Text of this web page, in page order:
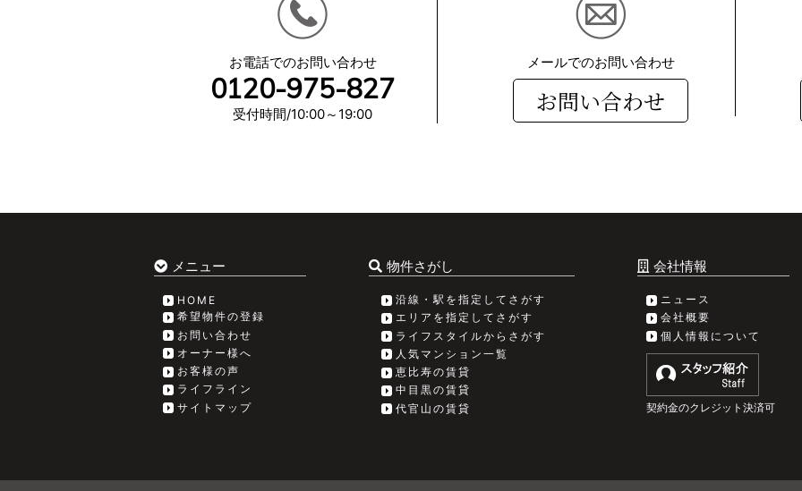
お電話でのお問い合わせ
0120-975-827
受付時間/10:00～19:00
メールでのお問い合わせ
お問い合わせ
メニュー
HOME
希望物件の登録
お問い合わせ
オーナー様へ
お客様の声
ライフライン
サイトマップ
物件さがし
沿線・駅を指定してさがす
エリアを指定してさがす
ライフスタイルからさがす
人気マンション一覧
恵比寿の賃貸
中目黒の賃貸
代官山の賃貸
会社情報
ニュース
会社概要
個人情報について
契約金のクレジット決済可